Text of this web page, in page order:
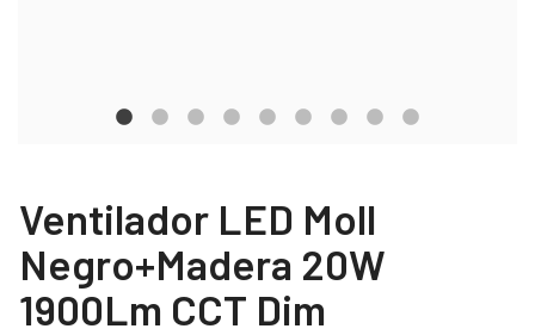
Ventilador LED Moll
Negro+Madera 20W
1900Lm CCT Dim